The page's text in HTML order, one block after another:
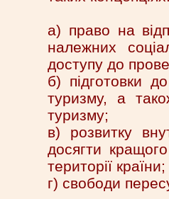
а) право на
належних
доступу до
б) підготовки
туризму, а
туризму;
в) розвитку
досягти
території країни;
г) свободи